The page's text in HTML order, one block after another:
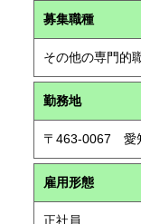
募集職種
その他の専門的
勤務地
〒463-0067 愛
雇用形態
正社員